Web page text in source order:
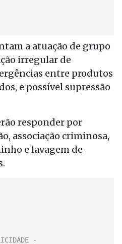
a atuação de grupo
irregular de
entre produtos
e possível supressão
responder por
associação criminosa,
e lavagem de